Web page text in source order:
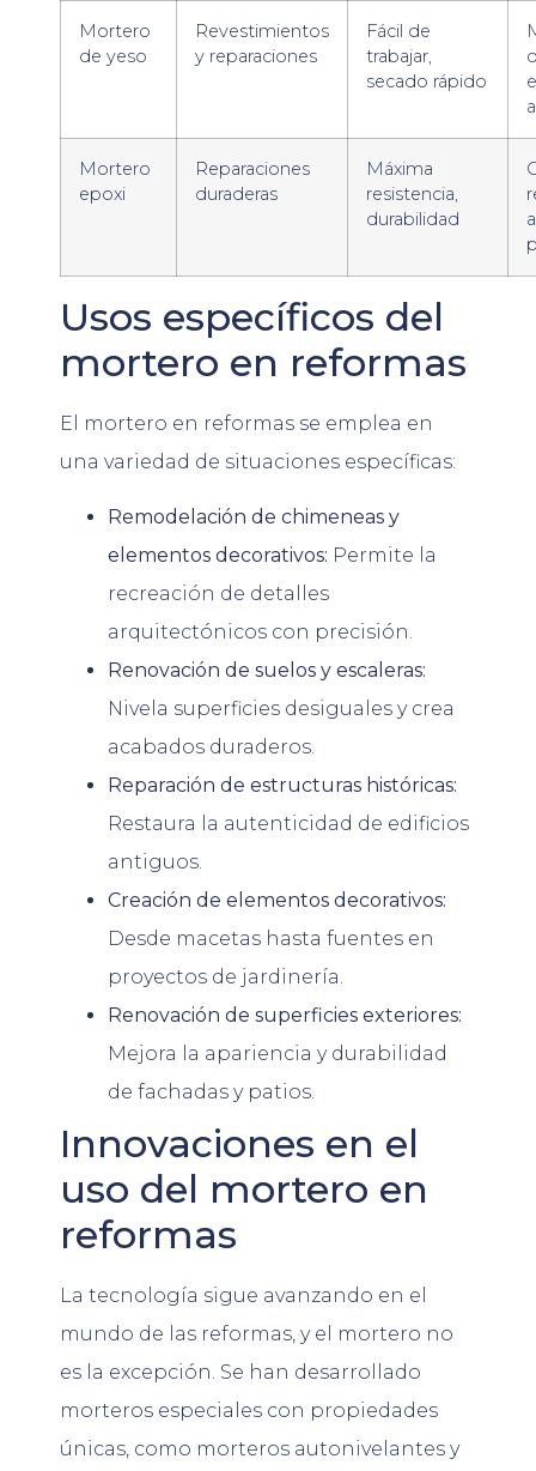
Mortero
de yeso
Revestimientos
y reparaciones
Fácil de
trabajar,
secado rápido
Mortero
epoxi
Reparaciones
duraderas
Máxima
resistencia,
durabilidad
Usos específicos del
mortero en reformas
El mortero en reformas se emplea en
una variedad de situaciones específicas:
Remodelación de chimeneas y
elementos decorativos: Permite la
recreación de detalles
arquitectónicos con precisión.
Renovación de suelos y escaleras:
Nivela superficies desiguales y crea
acabados duraderos.
Reparación de estructuras históricas:
Restaura la autenticidad de edificios
antiguos.
Creación de elementos decorativos:
Desde macetas hasta fuentes en
proyectos de jardinería.
Renovación de superficies exteriores:
Mejora la apariencia y durabilidad
de fachadas y patios.
Innovaciones en el
uso del mortero en
reformas
La tecnología sigue avanzando en el
mundo de las reformas, y el mortero no
es la excepción. Se han desarrollado
morteros especiales con propiedades
únicas, como morteros autonivelantes y